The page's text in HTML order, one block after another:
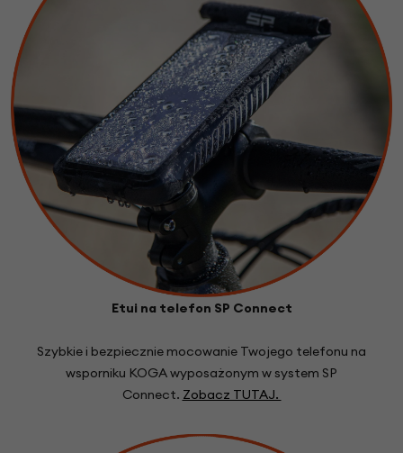
Etui na telefon SP Connect
Szybkie i bezpiecznie mocowanie Twojego telefonu na
wsporniku KOGA wyposażonym w system SP
Connect. Zobacz TUTAJ.